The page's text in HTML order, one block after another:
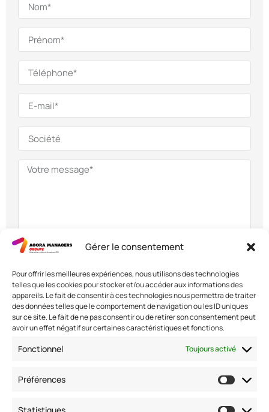
Gérer le consentement
Pour offrir les meilleures expériences, nous utilisons des technologies
telles que les cookies pour stocker et/ou accéder aux informations des
appareils. Le fait de consentir à ces technologies nous permettra de traiter
des données telles que le comportement de navigation ou les ID uniques
sur ce site. Le fait de ne pas consentir ou de retirer son consentement peut
avoir un effet négatif sur certaines caractéristiques et fonctions.
Fonctionnel Toujours activé
Préférences
Nous contacter
Adresse: 42 avenue de la Grande Armée 75017 PARIS
Fax : 01 40 17 99 21